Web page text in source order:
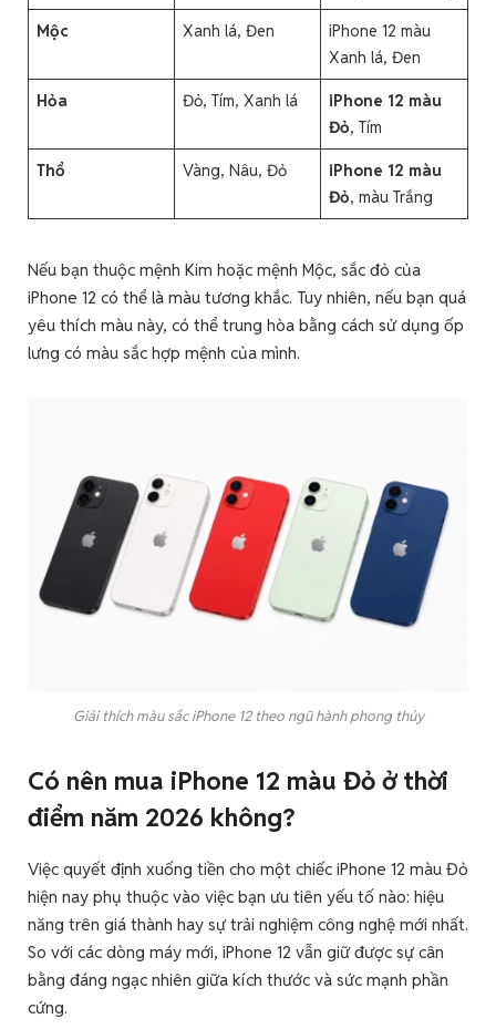
Mộc Xanh lá, Đen
iPhone 12 màu
Xanh lá, Đen
Hỏa Đỏ, Tím, Xanh lá
iPhone 12 màu
Đỏ, Tím
Thổ Vàng, Nâu, Đỏ
iPhone 12 màu
Đỏ, màu Trắng
Nếu bạn thuộc mệnh Kim hoặc mệnh Mộc, sắc đỏ của
iPhone 12 có thể là màu tương khắc. Tuy nhiên, nếu bạn quá
yêu thích màu này, có thể trung hòa bằng cách sử dụng ốp
lưng có màu sắc hợp mệnh của mình.
Giải thích màu sắc iPhone 12 theo ngũ hành phong thủy
Có nên mua iPhone 12 màu Đỏ ở thời
điểm năm 2026 không?
Việc quyết định xuống tiền cho một chiếc iPhone 12 màu Đỏ
hiện nay phụ thuộc vào việc bạn ưu tiên yếu tố nào: hiệu
năng trên giá thành hay sự trải nghiệm công nghệ mới nhất.
So với các dòng máy mới, iPhone 12 vẫn giữ được sự cân
bằng đáng ngạc nhiên giữa kích thước và sức mạnh phần
cứng.